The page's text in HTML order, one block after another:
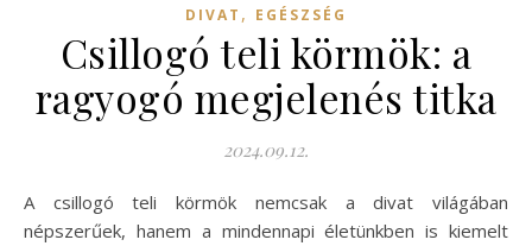
DIVAT , EGÉSZSÉG
Csillogó teli körmök: a
ragyogó megjelenés titka
2024.09.12.
A csillogó teli körmök nemcsak a divat világában
népszerűek, hanem a mindennapi életünkben is kiemelt